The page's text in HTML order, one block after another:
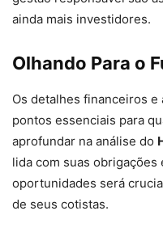
ainda mais investidores.
Olhando Para o
Os detalhes financeiros
pontos essenciais para
aprofundar na análise do
lida com suas obrigações
oportunidades será
de seus cotistas.